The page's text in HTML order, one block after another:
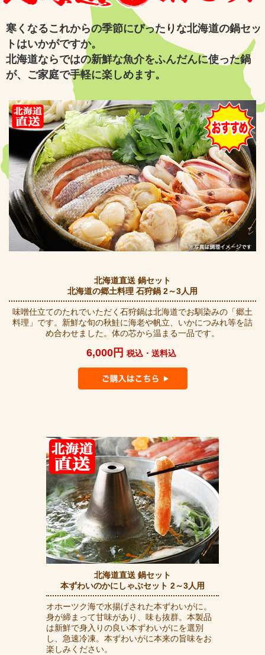
寒くなるこれからの季節にぴったりな北海道の鍋セッ
トはいかがですか。
北海道ならではの新鮮な魚介をふんだんに使った鍋
が、ご家庭で手軽に楽しめます。
北海道直送 鍋セット
北海道の郷土料理 石狩鍋 2～3人用
味噌仕立てのたれでいただく石狩鍋は北海道でお馴染みの「郷土
料理」です。新鮮な旬の秋鮭に海老や帆立、いかにつみれ等を詰
め合わせました。体の芯から温まる一品です。
6,000円 税込・送料込
北海道直送 鍋セット
本ずわいのかにしゃぶセット 2～3人用
オホーツク海で水揚げされた本ずわいがに。
身が締まって甘味があり、味も抜群。本製品
は新鮮で身入りの良い本ずわいがにを選別
し、急速冷凍。本ずわいがに本来の旨味をお
楽しみください。